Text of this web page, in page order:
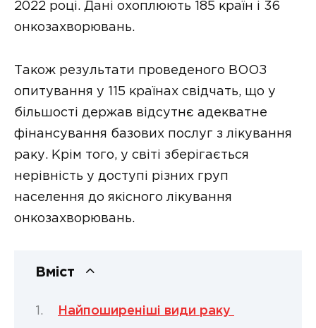
2022 році. Дані охоплюють 185 країн і 36
онкозахворювань.
Також результати проведеного ВООЗ
опитування у 115 країнах свідчать, що у
більшості держав відсутнє адекватне
фінансування базових послуг з лікування
раку. Крім того, у світі зберігається
нерівність у доступі різних груп
населення до якісного лікування
онкозахворювань.
Вміст
Найпоширеніші види раку